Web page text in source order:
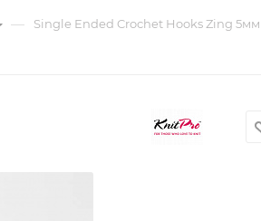
— Single Ended Crochet Hooks Zing 5мм